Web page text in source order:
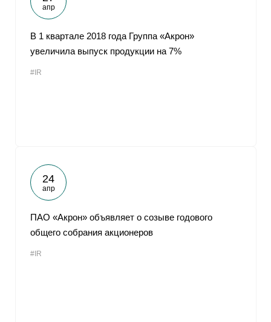
апр
В 1 квартале 2018 года Группа «Акрон»
увеличила выпуск продукции на 7%
#IR
24
апр
ПАО «Акрон» объявляет о созыве годового
общего собрания акционеров
#IR